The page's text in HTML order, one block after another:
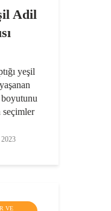
Adil
yeşil
seçimler
VE